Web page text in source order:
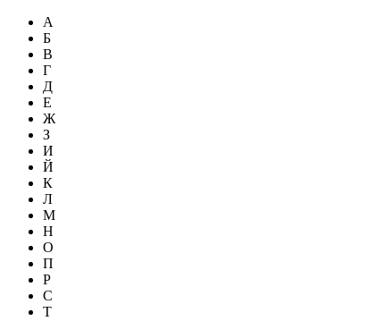
А
Б
В
Г
Д
Е
Ж
З
И
Й
К
Л
М
Н
О
П
Р
С
Т